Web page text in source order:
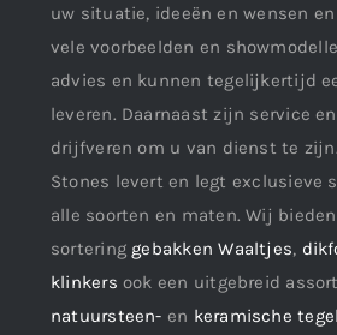
uw situatie, ideeën en wensen
vele voorbeelden en
advies en kunnen tegelijkertijd
leveren. Daarnaast zijn service
drijfveren om u van dienst te
Stones levert en legt exclusieve
alle soorten en maten. Wij
sortering gebakken Waaltjes,
klinkers ook een uitgebreid
natuursteen- en keramische